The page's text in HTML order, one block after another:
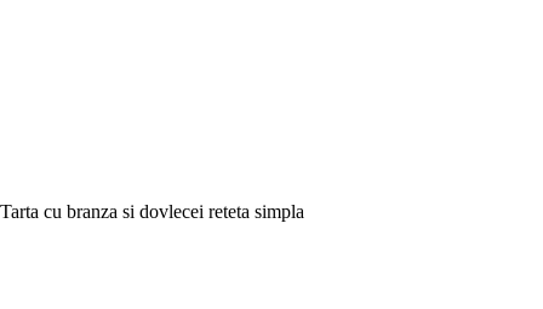
Tarta cu branza si dovlecei reteta simpla